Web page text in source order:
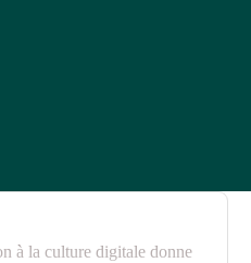
à la culture digitale donne